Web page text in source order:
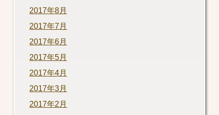
2017年8月
2017年7月
2017年6月
2017年5月
2017年4月
2017年3月
2017年2月